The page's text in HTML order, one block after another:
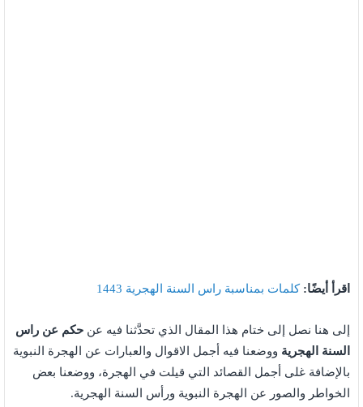
اقرأ أيضًا: كلمات بمناسبة راس السنة الهجرية 1443
إلى هنا نصل إلى ختام هذا المقال الذي تحدَّثنا فيه عن حكم عن راس
السنة الهجرية ووضعنا فيه أجمل الاقوال والعبارات عن الهجرة النبوية
بالإضافة غلى أجمل القصائد التي قيلت في الهجرة، ووضعنا بعض
الخواطر والصور عن الهجرة النبوية ورأس السنة الهجرية.